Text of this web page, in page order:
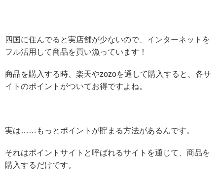
四国に住んでると実店舗が少ないので、インターネットを
フル活用して商品を買い漁っています！
商品を購入する時、楽天やzozoを通して購入すると、各サ
イトのポイントがついてお得ですよね。
実は……もっとポイントが貯まる方法があるんです。
それはポイントサイトと呼ばれるサイトを通じて、商品を
購入するだけです。